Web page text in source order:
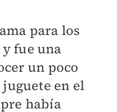
para los
y fue una
un poco
juguete en el
había